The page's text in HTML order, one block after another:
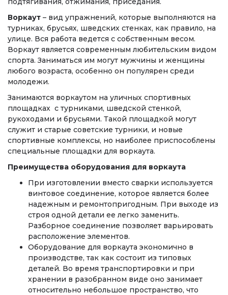
Воркаут – вид упражнений, которые выполняются на
турниках, брусьях, шведских стенках, как правило, на
улице. Вся работа ведется с собственным весом.
Воркаут является современным любительским видом
спорта. Заниматься им могут мужчины и женщины
любого возраста, особенно он популярен среди
молодежи.
Занимаются воркаутом на уличных спортивных
площадках с турниками, шведской стенкой,
рукоходами и брусьями. Такой площадкой могут
служит и старые советские турники, и новые
спортивные комплексы, но наиболее приспособлены
специальные площадки для воркаута.
Преимущества оборудования для воркаута
При изготовлении вместо сварки используется
винтовое соединение, которое является более
надежным и ремонтопригодным. При выходе из
строя одной детали ее легко заменить.
Разборное соединение позволяет варьировать
расположение элементов.
Оборудование для воркаута экономично в
производстве, так как состоит из типовых
деталей. Во время транспортировки и при
хранении в разобранном виде оно занимает
относительно небольшое пространство, что